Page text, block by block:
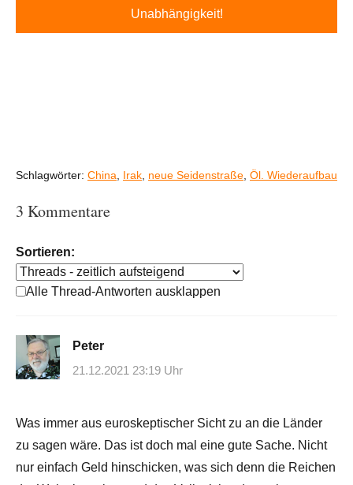
Unabhängigkeit!
Schlagwörter: China Irak neue Seidenstraße Öl. Wiederaufbau
3 Kommentare
Sortieren:
Alle Thread-Antworten ausklappen
Peter
21.12.2021 23:19 Uhr
Was immer aus euroskeptischer Sicht zu an die Länder
zu sagen wäre. Das ist doch mal eine gute Sache. Nicht
nur einfach Geld hinschicken, was sich denn die Reichen